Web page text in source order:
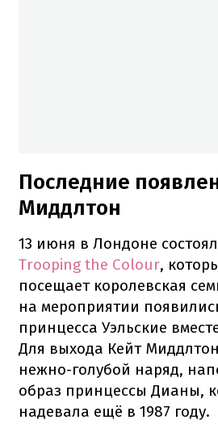
Последние
Миддлтон
13 июня в Лондоне
Trooping the Colour,
посещает королевская
на мероприятии
принцесса Уэльские
Для выхода Кейт
нежно-голубой наряд,
образ принцессы Дианы,
надевала ещё в 1987 году.